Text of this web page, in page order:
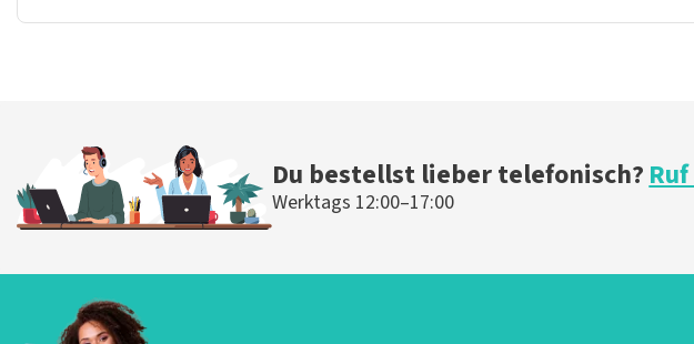
Du bestellst lieber telefonisch?
Werktags 12:00–17:00